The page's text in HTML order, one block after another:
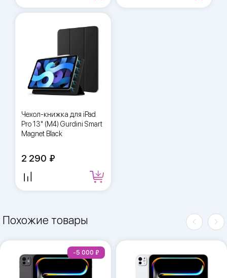
Чехол-книжка для iPad
Pro 13" (M4) Gurdini Smart
Magnet Black
2 290
Похожие товары
-5 000